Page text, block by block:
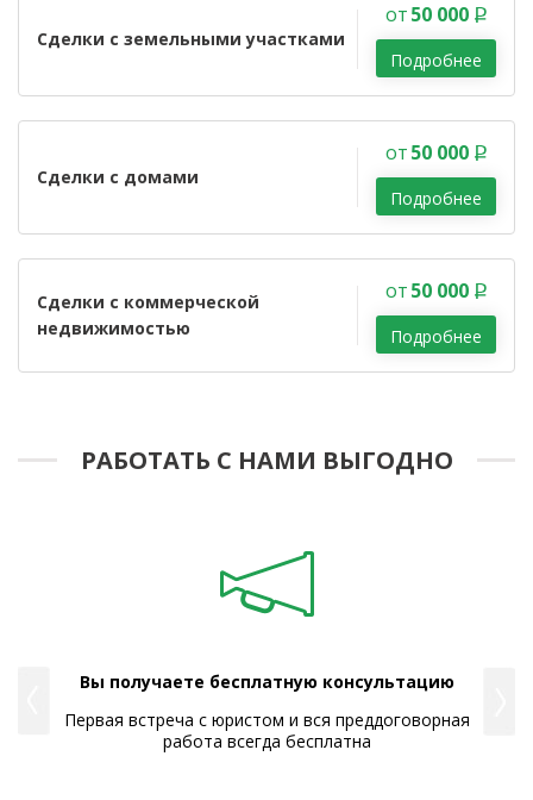
Сделки с земельными участками
от50 000
Подробнее
Сделки с домами
от50 000
Подробнее
Сделки с коммерческой
недвижимостью
от50 000
Подробнее
РАБОТАТЬ С НАМИ ВЫГОДНО
Вы получаете бесплатную консультацию
Первая встреча с юристом и вся преддоговорная
работа всегда бесплатна